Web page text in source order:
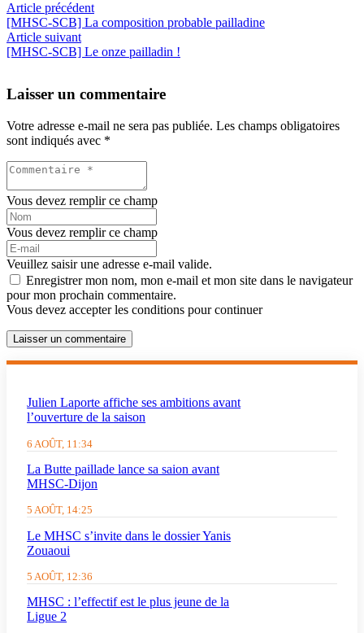
Article précédent
[MHSC-SCB] La composition probable pailladine
Article suivant
[MHSC-SCB] Le onze pailladin !
Laisser un commentaire
Votre adresse e-mail ne sera pas publiée. Les champs obligatoires
sont indiqués avec *
Vous devez remplir ce champ
Vous devez remplir ce champ
Veuillez saisir une adresse e-mail valide.
Enregistrer mon nom, mon e-mail et mon site dans le navigateur
pour mon prochain commentaire.
Vous devez accepter les conditions pour continuer
Laisser un commentaire
Julien Laporte affiche ses ambitions avant
l’ouverture de la saison
6 AOÛT, 11:34
La Butte paillade lance sa saion avant
MHSC-Dijon
5 AOÛT, 14:25
Le MHSC s’invite dans le dossier Yanis
Zouaoui
5 AOÛT, 12:36
MHSC : l’effectif est le plus jeune de la
Ligue 2